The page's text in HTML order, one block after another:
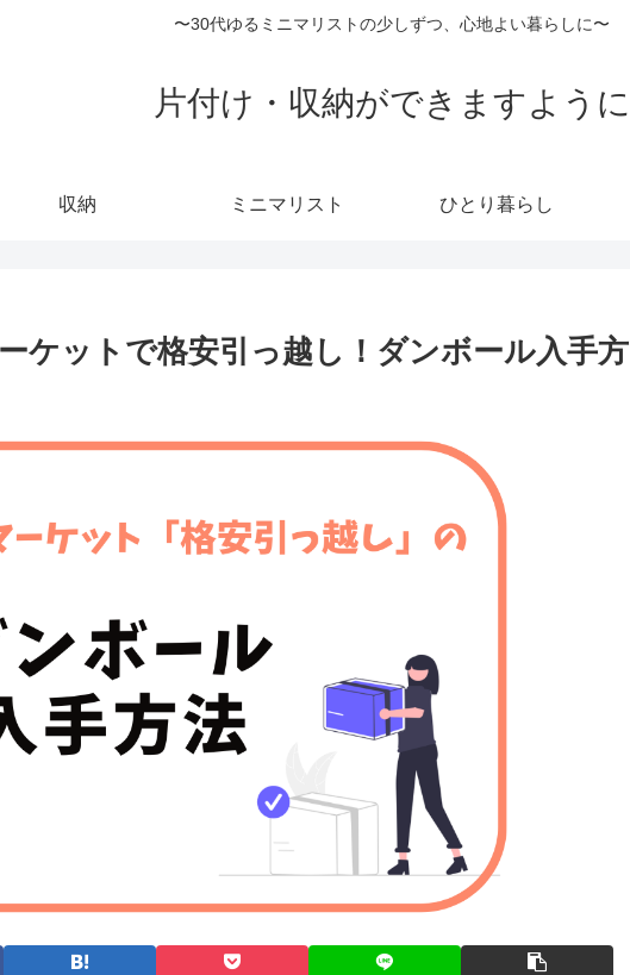
〜30代ゆるミニマリストの少しずつ、心地よい暮らしに〜
片付け・収納ができますように
収納 ミニマリスト ひとり暮らし
ケットで格安引っ越し！ダンボール入手方